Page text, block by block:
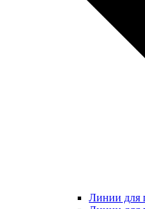
Линии для